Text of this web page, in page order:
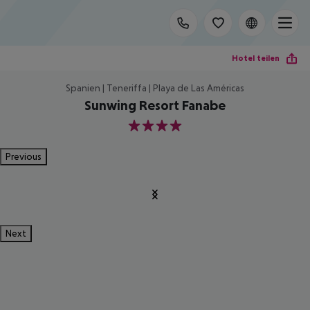
Hotel teilen
Spanien | Teneriffa | Playa de Las Américas
Sunwing Resort Fanabe
4
Previous
Next